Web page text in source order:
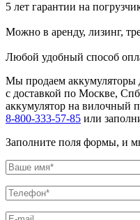
5 лет гарантии на
Можно в аренду, лизинг,
Любой удобный способ
Мы продаем аккумуляторы
с доставкой по Москве,
аккумулятор на вилочный
8-800-333-57-85 или
Заполните поля формы, и